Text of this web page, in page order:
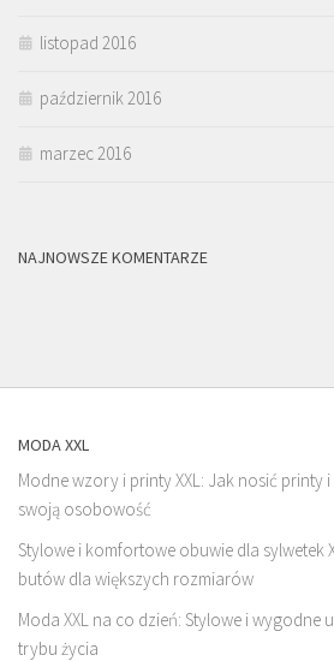
listopad 2016
październik 2016
marzec 2016
NAJNOWSZE KOMENTARZE
MODA XXL
Modne wzory i printy XXL: Jak nosić printy
swoją osobowość
Stylowe i komfortowe obuwie dla sylwetek
butów dla większych rozmiarów
Moda XXL na co dzień: Stylowe i wygodne
trybu życia